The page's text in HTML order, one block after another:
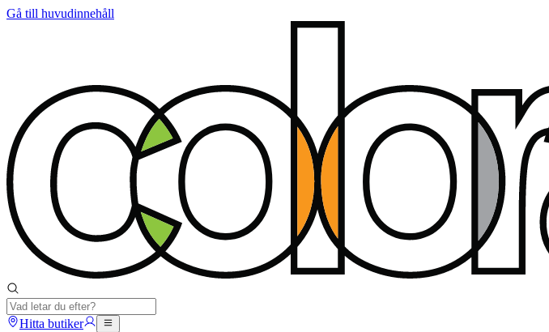
Gå till huvudinnehåll
Hitta butiker